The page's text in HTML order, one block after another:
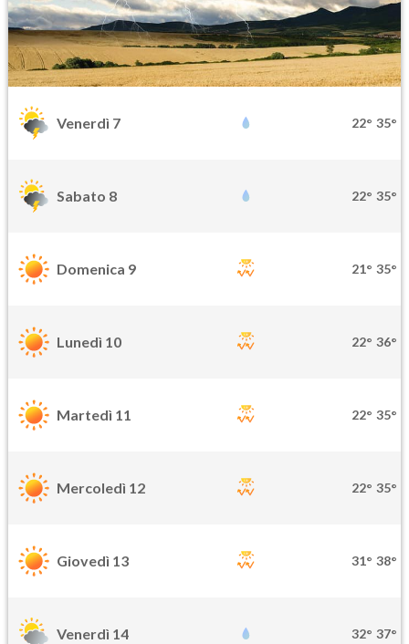
Venerdì 7 22° 35°
Sabato 8 22° 35°
Domenica 9 21° 35°
Lunedì 10 22° 36°
Martedì 11 22° 35°
Mercoledì 12 22° 35°
Giovedì 13 31° 38°
Venerdì 14 32° 37°